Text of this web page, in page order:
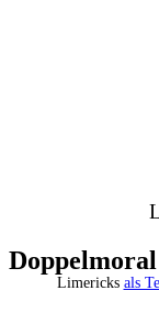
Doppelmoral
Limericks als